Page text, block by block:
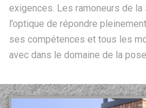
exigences. Les ramoneurs de
l’optique de répondre
ses compétences et tous les
avec dans le domaine de la